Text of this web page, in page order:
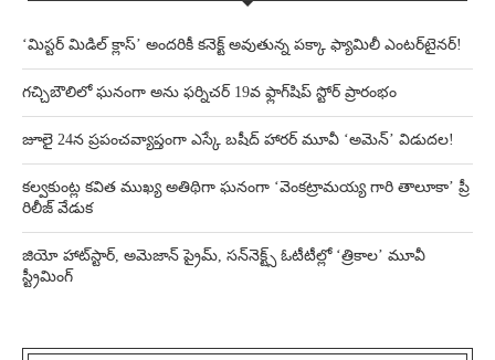
‘మిస్టర్ మిడిల్ క్లాస్’ అందరికీ కనెక్ట్ అవుతున్న పక్కా ఫ్యామిలీ ఎంటర్‌టైనర్!
గచ్చిబౌలిలో ఘనంగా అను ఫర్నిచర్ 19వ ఫ్లాగ్‌షిప్ స్టోర్ ప్రారంభం
జూలై 24న ప్రపంచవ్యాప్తంగా ఎస్కే బషీద్‌ హారర్ మూవీ ‘అమెన్’ విడుదల!
కల్వకుంట్ల కవిత ముఖ్య అతిథిగా ఘనంగా ‘వెంకట్రామయ్య గారి తాలూకా’ ప్రీ
రిలీజ్ వేడుక
జియో హాట్‌స్టార్, అమెజాన్ ప్రైమ్, సన్‌నెక్ట్స్ ఓటీటీల్లో ‘త్రికాల’ మూవీ
స్ట్రీమింగ్